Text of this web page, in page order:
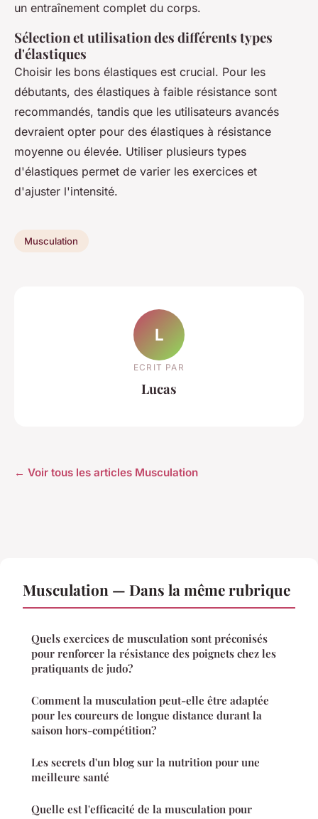
un entraînement complet du corps.
Sélection et utilisation des différents types
d'élastiques
Choisir les bons élastiques est crucial. Pour les
débutants, des élastiques à faible résistance sont
recommandés, tandis que les utilisateurs avancés
devraient opter pour des élastiques à résistance
moyenne ou élevée. Utiliser plusieurs types
d'élastiques permet de varier les exercices et
d'ajuster l'intensité.
Musculation
L
ECRIT PAR
Lucas
← Voir tous les articles Musculation
Musculation — Dans la même rubrique
Quels exercices de musculation sont préconisés
pour renforcer la résistance des poignets chez les
pratiquants de judo?
Comment la musculation peut-elle être adaptée
pour les coureurs de longue distance durant la
saison hors-compétition?
Les secrets d'un blog sur la nutrition pour une
meilleure santé
Quelle est l'efficacité de la musculation pour